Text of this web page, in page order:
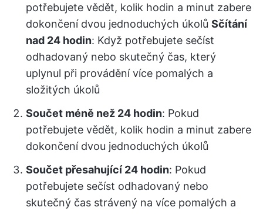
potřebujete vědět, kolik hodin a minut zabere
dokončení dvou jednoduchých úkolů Sčítání
nad 24 hodin: Když potřebujete sečíst
odhadovaný nebo skutečný čas, který
uplynul při provádění více pomalých a
složitých úkolů
Součet méně než 24 hodin: Pokud
potřebujete vědět, kolik hodin a minut zabere
dokončení dvou jednoduchých úkolů
Součet přesahující 24 hodin: Pokud
potřebujete sečíst odhadovaný nebo
skutečný čas strávený na více pomalých a